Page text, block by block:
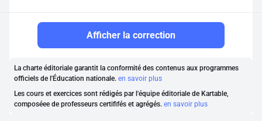
Afficher la correction
La charte éditoriale garantit la conformité des contenus aux programmes
officiels de l'Éducation nationale. en savoir plus
Les cours et exercices sont rédigés par l'équipe éditoriale de Kartable,
composéee de professeurs certififés et agrégés. en savoir plus